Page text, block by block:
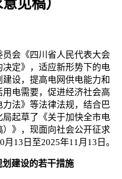
见稿）
会《四川省人民代表大会
定》，适应新形势下的电
设，提高电网供电能力和
电需要，促进经济社会高
法》等法律法规，结合巴
起草了《关于加快全市电
》，现面向社会公开征求
13日至2025年11月13日。
建设的若干措施